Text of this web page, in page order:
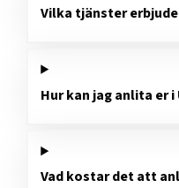
Vilka tjänster
Hur kan jag anlita er i
Vad kostar det att